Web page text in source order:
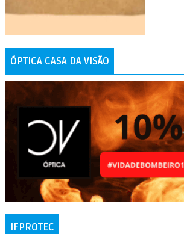
ÓPTICA CASA DA VISÃO
IFPROTEC